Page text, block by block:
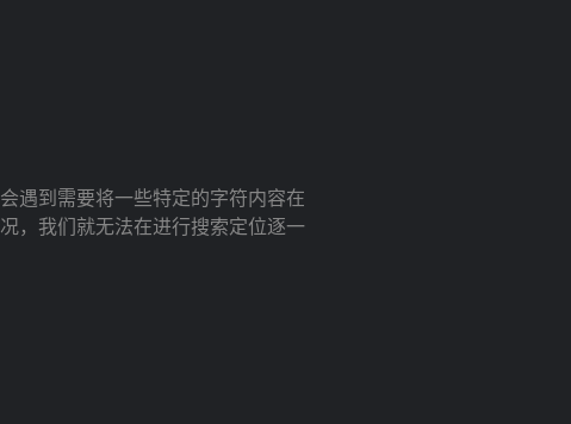
遇到需要将一些特定的字符内容在
，我们就无法在进行搜索定位逐一